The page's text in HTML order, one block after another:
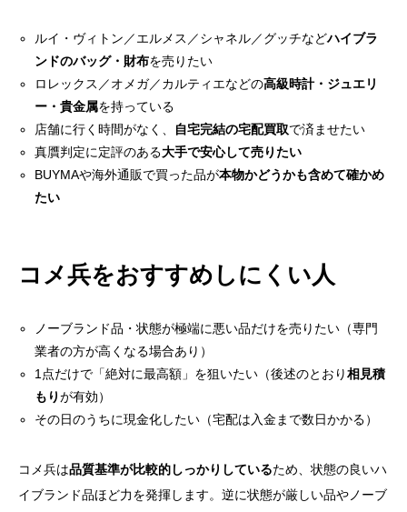
ルイ・ヴィトン／エルメス／シャネル／グッチなどハイブラ
ンドのバッグ・財布を売りたい
ロレックス／オメガ／カルティエなどの高級時計・ジュエリ
ー・貴金属を持っている
店舗に行く時間がなく、
自宅完結の宅配買取で済ませたい
真贋判定に定評のある大手で安心して売りたい
BUYMAや海外通販で買った品が本物かどうかも含めて確かめ
たい
コメ兵をおすすめしにくい人
ノーブランド品・状態が極端に悪い品だけを売りたい（専門
業者の方が高くなる場合あり）
1点だけで「絶対に最高額」を狙いたい（後述のとおり相見積
もりが有効）
その日のうちに現金化したい（宅配は入金まで数日かかる）
コメ兵は品質基準が比較的しっかりしているため、状態の良いハ
イブランド品ほど力を発揮します。逆に状態が厳しい品やノーブ